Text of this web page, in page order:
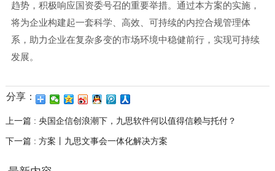
趋势，积极响应国资委号召的重要举措。通过本方案的实施，
将为企业构建起一套科学、高效、可持续的内控合规管理体
系，助力企业在复杂多变的市场环境中稳健前行，实现可持续
发展。
分享：
上一篇 : 央国企信创浪潮下，九思软件何以值得信赖与托付？
下一篇 : 方案丨九思文事会一体化解决方案